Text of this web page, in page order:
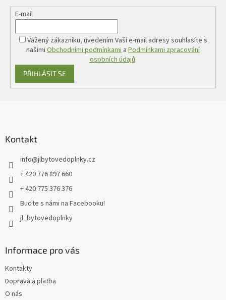
E-mail
Vážený zákazníku, uvedením Vaší e-mail adresy souhlasíte s
našimi Obchodními podmínkami a Podmínkami zpracování
osobních údajů.
PŘIHLÁSIT SE
Kontakt
info@jlbytovedoplnky.cz
+ 420 776 897 660
+ 420 775 376 376
Buďte s námi na Facebooku!
jl_bytovedoplnky
Informace pro vás
Kontakty
Doprava a platba
O nás